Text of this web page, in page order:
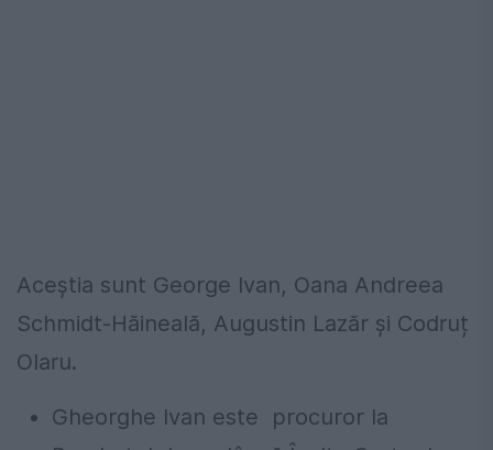
Aceștia sunt George Ivan, Oana Andreea
Schmidt-Hăineală, Augustin Lazăr și Codruț
Olaru.
Gheorghe Ivan este procuror la